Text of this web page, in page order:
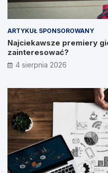
ARTYKUŁ SPONSOROWANY
Najciekawsze premiery
zainteresować?
4 sierpnia 2026